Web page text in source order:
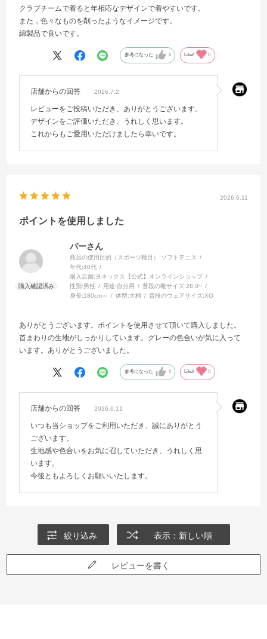
クラブチームで着ると年相応なデザインで着やすいです。
また，色々なものを削ったようなイメージです。
綿製品で良いです。
参考になった 0 Like! 0
店舗からの回答 2026.7.2
レビューをご投稿いただき、ありがとうございます。
デザインをご評価いただき、うれしく思います。
これからもご愛用いただけましたら幸いです。
2026.6.11
ポイントを使用しました
パーさん
商品の使用目的（スポーツ種目）:ソフトテニス
年代:40代
購入店舗: ヨネックス【公式】オンラインショップ
性別:男性 用途:自分用 普段の靴サイズ:28.0~
身長:180cm～ 体型:大柄 普段のウェアサイズ:XO
ありがとうございます。ポイントを使用させて頂いて購入しました。
首まわりの生地がしっかりしています。グレーの色合いが気に入って
います。ありがとうございました。
参考になった 0 Like! 0
店舗からの回答 2026.6.11
いつも当ショップをご利用いただき、誠にありがとう
ございます。
生地感や色合いをお気に召していただき、うれしく思
います。
今後ともよろしくお願いいたします。
絞り込み 表示：新しい順
レビューを書く